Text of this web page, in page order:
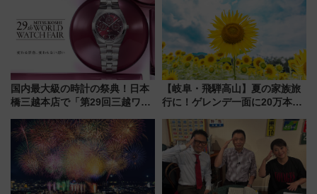
検や特急ラビューも
国内最大級の時計の祭典！日本
橋三越本店で「第29回三越ワー
【2026年8月5日～25日】
【岐阜・飛騨高山】夏の家族旅
行に！ゲレンデ一面に20万本の
アひまわり園」開園